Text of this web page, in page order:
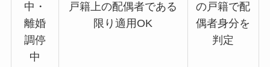
中・
離婚
調停
中
戸籍上の配偶者である
限り適用OK
の戸籍で配
偶者身分を
判定